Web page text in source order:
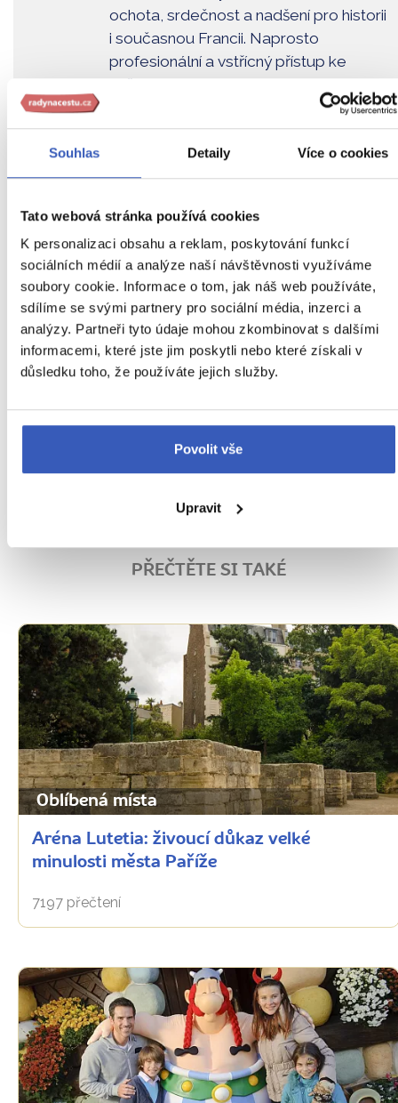
Souhlas Detaily Více o cookies
Tato webová stránka používá cookies
K personalizaci obsahu a reklam, poskytování funkcí
sociálních médií a analýze naší návštěvnosti využíváme
soubory cookie. Informace o tom, jak náš web používáte,
sdílíme se svými partnery pro sociální média, inzerci a
analýzy. Partneři tyto údaje mohou zkombinovat s dalšími
informacemi, které jste jim poskytli nebo které získali v
důsledku toho, že používáte jejich služby.
Povolit vše
Upravit
ochota, srdečnost a nadšení pro historii
i současnou Francii. Naprosto
profesionální a vstřícný přístup ke
každému z nás byl obdivuhodný.
Provence byla naším velkým snem.
Když se těšení přetavilo ve skutečnost,
byli jsme nadšení. Krásně sladěné
výlety se skvělým komentářem a
Zobrazit všechny ohlasy
Vezměte si Paříž do dlaně
Vyberte si jeden z našich 17 zájezdů do
Paříže
PŘEČTĚTE SI TAKÉ
Oblíbená místa
Aréna Lutetia: živoucí důkaz velké
minulosti města Paříže
7197 přečtení